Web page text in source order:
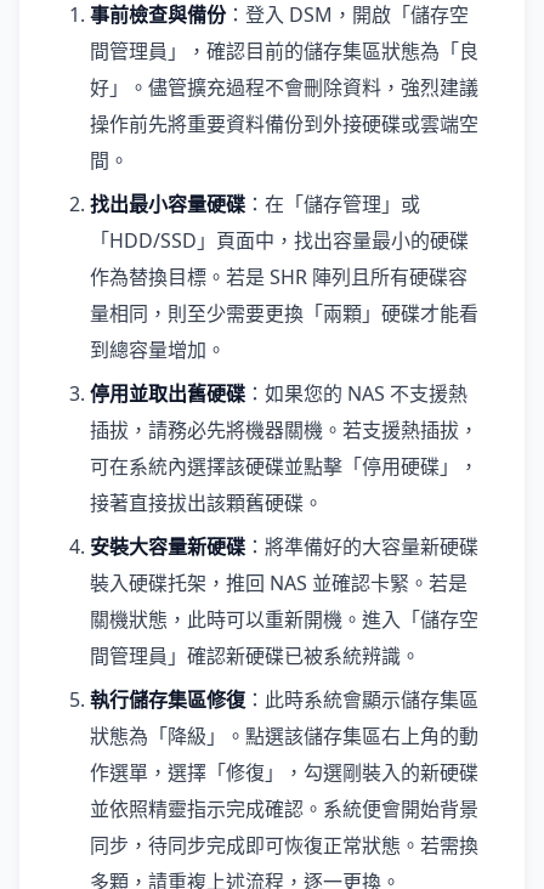
事前檢查與備份：登入 DSM，開啟「儲存空
間管理員」，確認目前的儲存集區狀態為「良
好」。儘管擴充過程不會刪除資料，強烈建議
操作前先將重要資料備份到外接硬碟或雲端空
間。
找出最小容量硬碟 ：在「儲存管理」或
「HDD/SSD」頁面中，找出容量最小的硬碟
作為替換目標。若是 SHR 陣列且所有硬碟容
量相同，則至少需要更換「兩顆」硬碟才能看
到總容量增加。
停用並取出舊硬碟 ：如果您的 NAS 不支援熱
插拔，請務必先將機器關機。若支援熱插拔，
可在系統內選擇該硬碟並點擊「停用硬碟」，
接著直接拔出該顆舊硬碟。
安裝大容量新硬碟 ：將準備好的大容量新硬碟
裝入硬碟托架，推回 NAS 並確認卡緊。若是
關機狀態，此時可以重新開機。進入「儲存空
間管理員」確認新硬碟已被系統辨識。
執行儲存集區修復 ：此時系統會顯示儲存集區
狀態為「降級」。點選該儲存集區右上角的動
作選單，選擇「修復」，勾選剛裝入的新硬碟
並依照精靈指示完成確認。系統便會開始背景
同步，待同步完成即可恢復正常狀態。若需換
多顆，請重複上述流程，逐一更換。